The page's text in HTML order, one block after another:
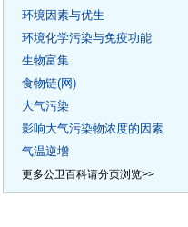
环境因素与优生
环境化学污染与免疫功能
生物富集
食物链(网)
大气污染
影响大气污染物浓度的因素
气温逆增
更多公卫百科请分页浏览>>